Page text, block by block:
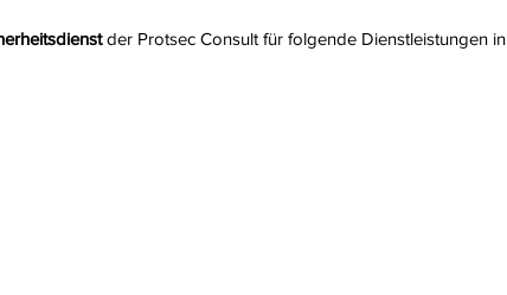
der Protsec Consult für folgende Dienstleistungen in